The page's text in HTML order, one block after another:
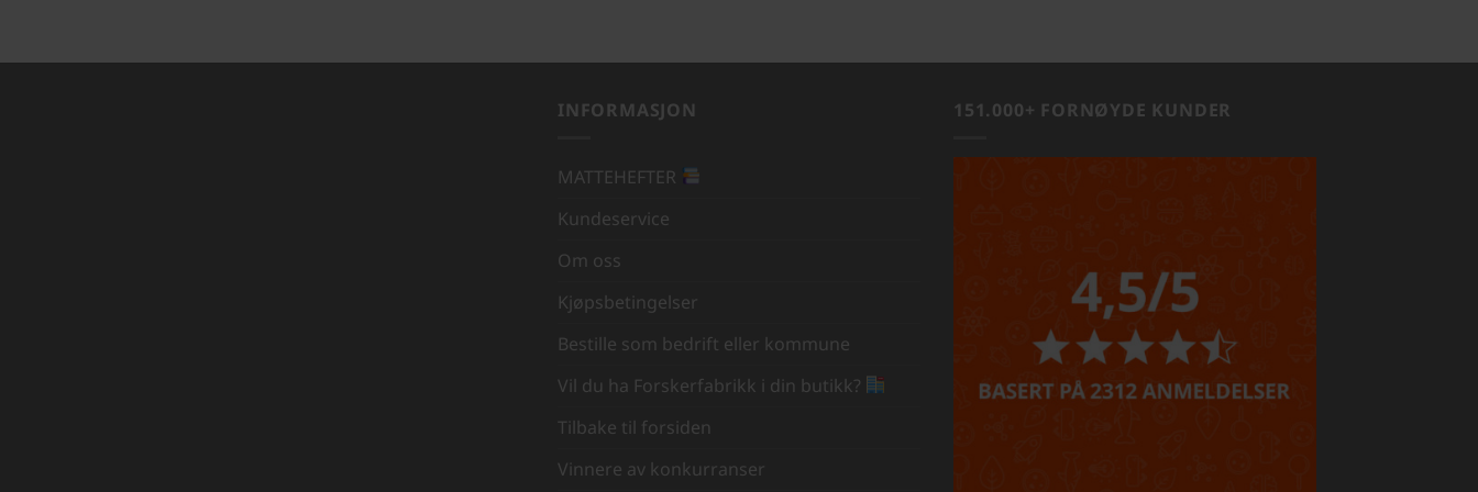
INFORMASJON
MATTEHEFTER
Kundeservice
Om oss
Kjøpsbetingelser
Bestille som bedrift eller kommune
Vil du ha Forskerfabrikk i din butikk?
Tilbake til forsiden
Vinnere av konkurranser
151.000+ FORNØYDE KUNDER